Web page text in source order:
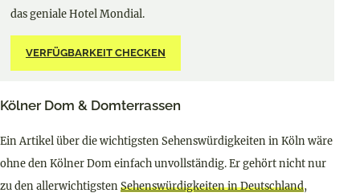
das geniale Hotel Mondial.
VERFÜGBARKEIT CHECKEN
Kölner Dom & Domterrassen
Ein Artikel über die wichtigsten Sehenswürdigkeiten in Köln wäre
ohne den Kölner Dom einfach unvollständig. Er gehört nicht nur
zu den allerwichtigsten Sehenswürdigkeiten in Deutschland,